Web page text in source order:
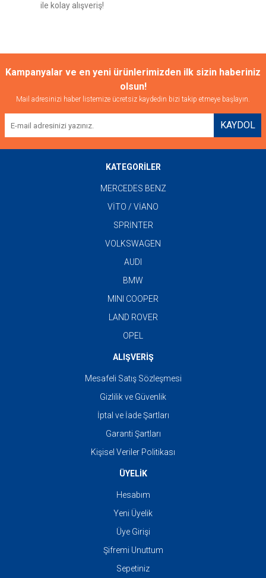
ile kolay alışveriş!
Kampanyalar ve en yeni ürünlerimizden ilk sizin haberiniz
olsun!
Mail adresinizi haber listemize ücretsiz kaydedin bizi takip etmeye başlayın.
KAYDOL
KATEGORİLER
MERCEDES BENZ
VİTO / VİANO
SPRİNTER
VOLKSWAGEN
AUDI
BMW
MINI COOPER
LAND ROVER
OPEL
ALIŞVERİŞ
Mesafeli Satış Sözleşmesi
Gizlilik ve Güvenlik
İptal ve İade Şartları
Garanti Şartları
Kişisel Veriler Politikası
ÜYELİK
Hesabım
Yeni Üyelik
Üye Girişi
Şifremi Unuttum
Sepetiniz